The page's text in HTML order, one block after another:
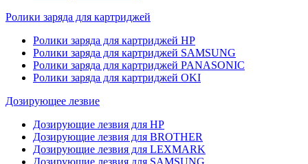
Ролики заряда для картриджей
Ролики заряда для картриджей HP
Ролики заряда для картриджей SAMSUNG
Ролики заряда для картриджей PANASONIC
Ролики заряда для картриджей OKI
Дозирующее лезвие
Дозирующие лезвия для HP
Дозирующие лезвия для BROTHER
Дозирующие лезвия для LEXMARK
Дозирующие лезвия для SAMSUNG